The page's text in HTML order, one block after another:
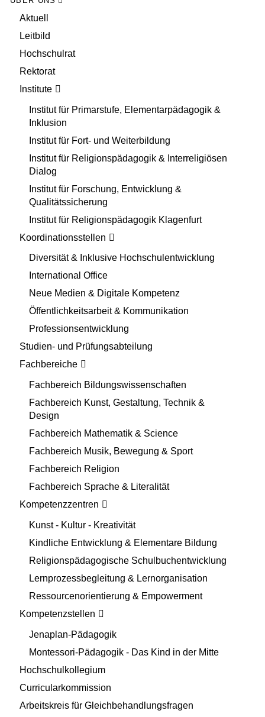
Aktuell
Leitbild
Hochschulrat
Rektorat
Institute
Institut für Primarstufe, Elementarpädagogik &
Inklusion
Institut für Fort- und Weiterbildung
Institut für Religionspädagogik & Interreligiösen
Dialog
Institut für Forschung, Entwicklung &
Qualitätssicherung
Institut für Religionspädagogik Klagenfurt
Koordinationsstellen
Diversität & Inklusive Hochschulentwicklung
International Office
Neue Medien & Digitale Kompetenz
Öffentlichkeitsarbeit & Kommunikation
Professionsentwicklung
Studien- und Prüfungsabteilung
Fachbereiche
Fachbereich Bildungswissenschaften
Fachbereich Kunst, Gestaltung, Technik &
Design
Fachbereich Mathematik & Science
Fachbereich Musik, Bewegung & Sport
Fachbereich Religion
Fachbereich Sprache & Literalität
Kompetenzzentren
Kunst - Kultur - Kreativität
Kindliche Entwicklung & Elementare Bildung
Religionspädagogische Schulbuchentwicklung
Lernprozessbegleitung & Lernorganisation
Ressourcenorientierung & Empowerment
Kompetenzstellen
Jenaplan-Pädagogik
Montessori-Pädagogik - Das Kind in der Mitte
Hochschulkollegium
Curricularkommission
Arbeitskreis für Gleichbehandlungsfragen